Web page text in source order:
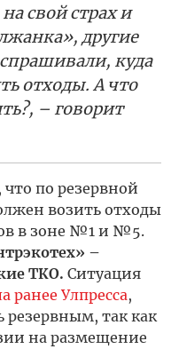
свой страх и
другие
куда
отходы. А что
– говорит
что по резервной
возить отходы
в зоне №1 и №5.
–
ТКО. Ситуация
ранее Улпресса,
так как
на размещение